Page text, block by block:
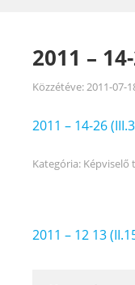
2011 –
Közzétéve:2011-07-
2011 – 14-26
Kategória: Képviselő
Bejegyzés
2011 – 12 13